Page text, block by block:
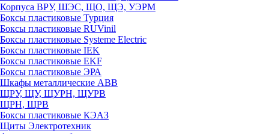
Корпуса ВРУ, ШЭС, ЩО, ЩЭ, УЭРМ
Боксы пластиковые Турция
Боксы пластиковые RUVinil
Боксы пластиковые Systeme Electric
Боксы пластиковые IEK
Боксы пластиковые EKF
Боксы пластиковые ЭРА
Шкафы металлические ABB
ЩРУ, ЩУ, ЩУРН, ЩУРВ
ЩРН, ЩРВ
Боксы пластиковые КЭАЗ
Щиты Электротехник